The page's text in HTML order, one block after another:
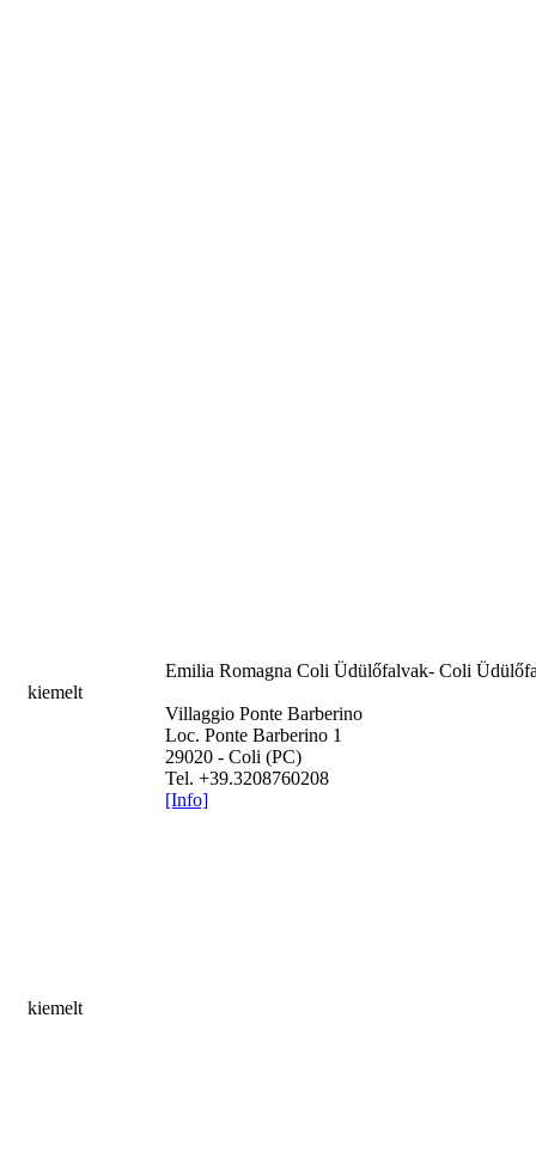
kiemelt
kiemelt
Emilia Romagna Coli Üdülőfalvak- Coli
Villaggio Ponte Barberino
Loc. Ponte Barberino 1
29020 - Coli (PC)
Tel. +39.3208760208
[Info]